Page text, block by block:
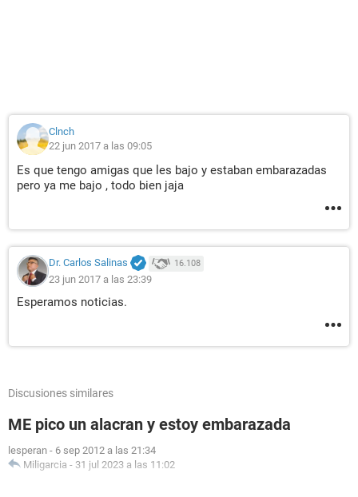
Clnch
22 jun 2017 a las 09:05
Es que tengo amigas que les bajo y estaban embarazadas
pero ya me bajo , todo bien jaja
Dr. Carlos Salinas 16.108
23 jun 2017 a las 23:39
Esperamos noticias.
Discusiones similares
ME pico un alacran y estoy embarazada
lesperan - 6 sep 2012 a las 21:34
Miligarcia - 31 jul 2023 a las 11:02